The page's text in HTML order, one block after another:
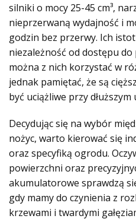
silniki o mocy 25-45 cm³,
nieprzerwaną wydajność i
godzin bez przerwy. Ich
niezależność od dostępu do
można z nich korzystać w
jednak pamiętać, że są
być uciążliwe przy
Decydując się na wybór
nożyc, warto kierować się
oraz specyfiką ogrodu.
powierzchni oraz
akumulatorowe sprawdzą
gdy mamy do czynienia z
krzewami i twardymi